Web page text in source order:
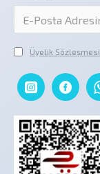
Üyelik Sözleşmesi